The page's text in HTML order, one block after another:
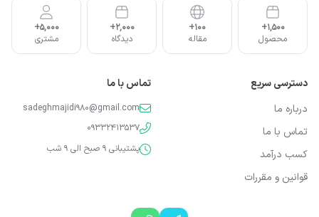
1,500+
محصول
100+
مقاله
2,000+
دیدگاه
5,000+
مشتری
دسترسی سریع
درباره ما
تماس با ما
کسب درآمد
قوانین و مقررات
تماس با ما
sadeghmajidi980@gmail.com
09332413537
پشتیبانی 9 صبح الی 9 شب